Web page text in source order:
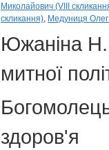
Миколайович (VIII
скликання) Медуниця Олег
Южаніна
митної
здоров'я